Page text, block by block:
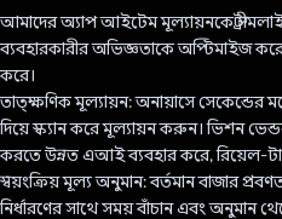
আমাদের অ্যাপ আইটেম মূল্যায়নকে
ব্যবহারকারীর অভিজ্ঞতাকে অপ্টিমাইজ
করে।
তাত্ক্ষণিক মূল্যায়ন: অনায়াসে
দিয়ে স্ক্যান করে মূল্যায়ন করুন। ভিশন
করতে উন্নত এআই ব্যবহার করে, রিয়েল-
স্বয়ংক্রিয় মূল্য অনুমান: বর্তমান বাজার
নির্ধারণের সাথে সময় বাঁচান এবং অনুমান